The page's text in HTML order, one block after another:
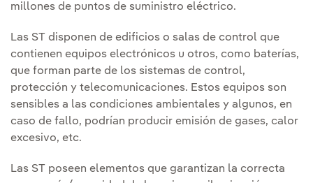
millones de puntos de suministro eléctrico.
Las ST disponen de edificios o salas de control que
contienen equipos electrónicos u otros, como baterías,
que forman parte de los sistemas de control,
protección y telecomunicaciones. Estos equipos son
sensibles a las condiciones ambientales y algunos, en
caso de fallo, podrían producir emisión de gases, calor
excesivo, etc.
Las ST poseen elementos que garantizan la correcta